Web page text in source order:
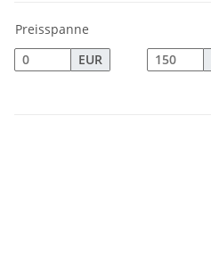
Preisspanne
EUR